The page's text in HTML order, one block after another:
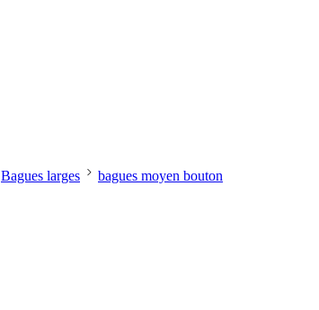
Bagues larges bagues moyen bouton